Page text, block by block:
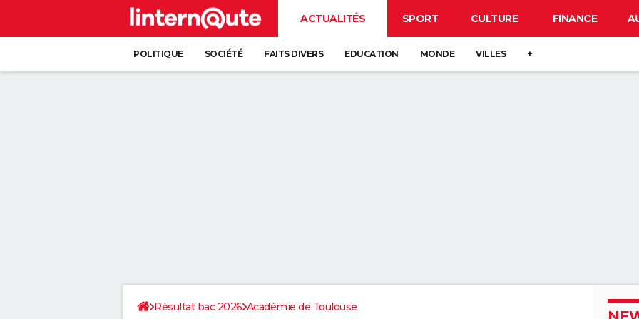
ACTUALITÉS SPORT CULTURE FINANCE
POLITIQUE SOCIÉTÉ FAITS DIVERS EDUCATION MONDE VILLES +
Résultat bac 2026 Académie de Toulouse